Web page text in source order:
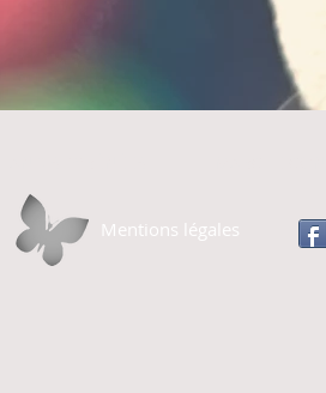
Mentions légales